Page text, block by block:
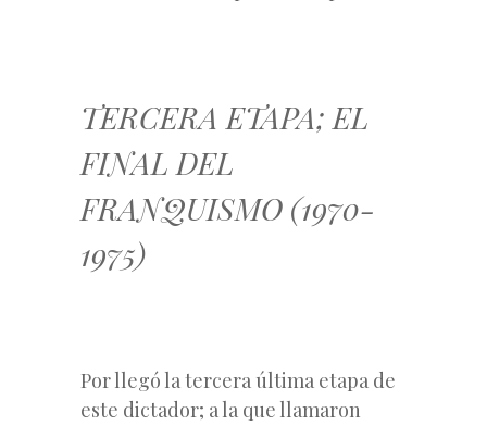
TERCERA ETAPA; EL
FINAL DEL
FRANQUISMO (1970-
1975)
Por llegó la tercera última etapa de
este dictador; a la que llamaron